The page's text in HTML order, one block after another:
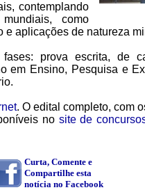
contemplando
como
aplicações de natureza
prova escrita, de
em Ensino, Pesquisa e
. O edital completo, com
no site de
Curta, Comente e
Compartilhe esta
notícia no Facebook